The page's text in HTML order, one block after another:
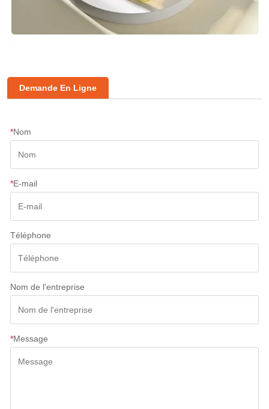
Demande En Ligne
*Nom
*E-mail
Téléphone
Nom de l'entreprise
*Message